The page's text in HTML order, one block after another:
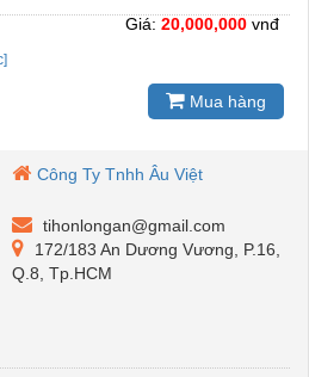
Giá: 20,000,000 vnđ
Mua hàng
Công Ty Tnhh Âu Việt
tihonlongan@gmail.com
172/183 An Dương Vương, P.16,
Q.8, Tp.HCM